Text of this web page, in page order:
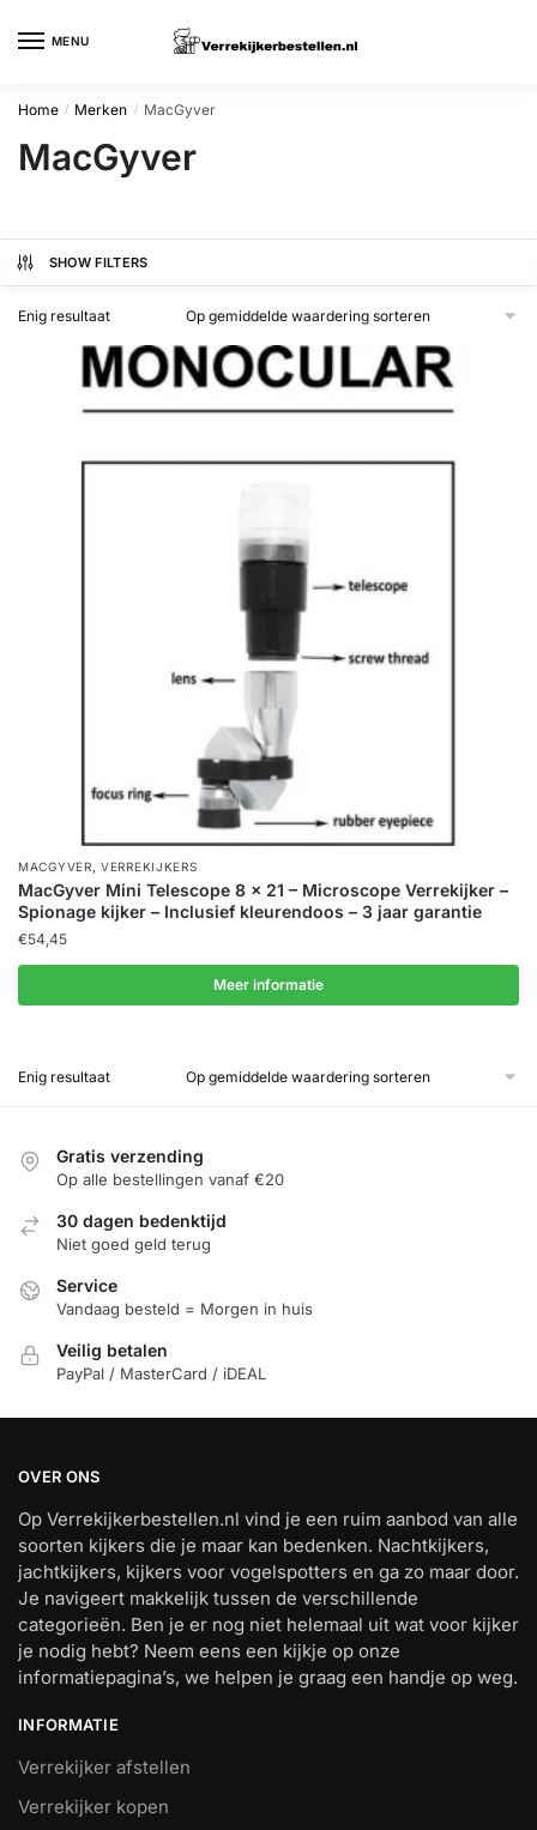
MENU
Home / Merken / MacGyver
MacGyver
SHOW FILTERS
Enig resultaat
MACGYVER,VERREKIJKERS
MacGyver Mini Telescope 8 x 21 – Microscope Verrekijker –
Spionage kijker – Inclusief kleurendoos – 3 jaar garantie
€54,45
Meer informatie
Enig resultaat
Gratis verzending
Op alle bestellingen vanaf €20
30 dagen bedenktijd
Niet goed geld terug
Service
Vandaag besteld = Morgen in huis
Veilig betalen
PayPal / MasterCard / iDEAL
OVER ONS
Op Verrekijkerbestellen.nl vind je een ruim aanbod van alle
soorten kijkers die je maar kan bedenken. Nachtkijkers,
jachtkijkers, kijkers voor vogelspotters en ga zo maar door.
Je navigeert makkelijk tussen de verschillende
categorieën. Ben je er nog niet helemaal uit wat voor kijker
je nodig hebt? Neem eens een kijkje op onze
informatiepagina’s, we helpen je graag een handje op weg.
INFORMATIE
Verrekijker afstellen
Verrekijker kopen